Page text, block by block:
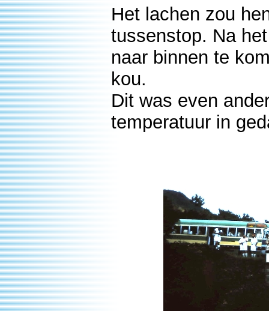
Het lachen zou
tussenstop. Na
naar binnen te
kou.
Dit was even
temperatuur in